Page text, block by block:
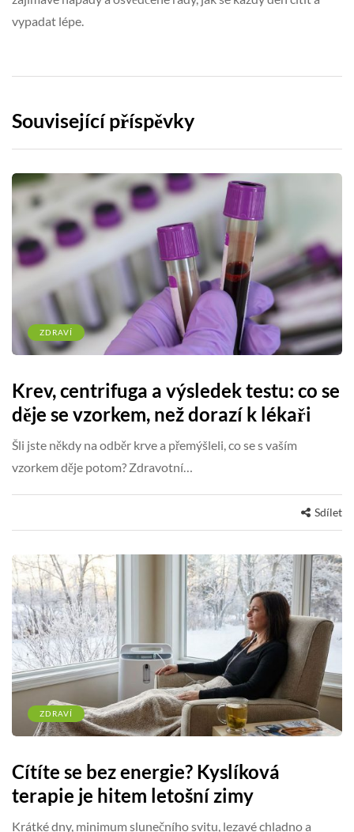
vypadat lépe.
Související příspěvky
ZDRAVÍ
Krev, centrifuga a výsledek testu: co se
děje se vzorkem, než dorazí k lékaři
Šli jste někdy na odběr krve a přemýšleli, co se s vaším
vzorkem děje potom? Zdravotní…
Sdílet
ZDRAVÍ
Cítíte se bez energie? Kyslíková
terapie je hitem letošní zimy
Krátké dny, minimum slunečního svitu, lezavé chladno a